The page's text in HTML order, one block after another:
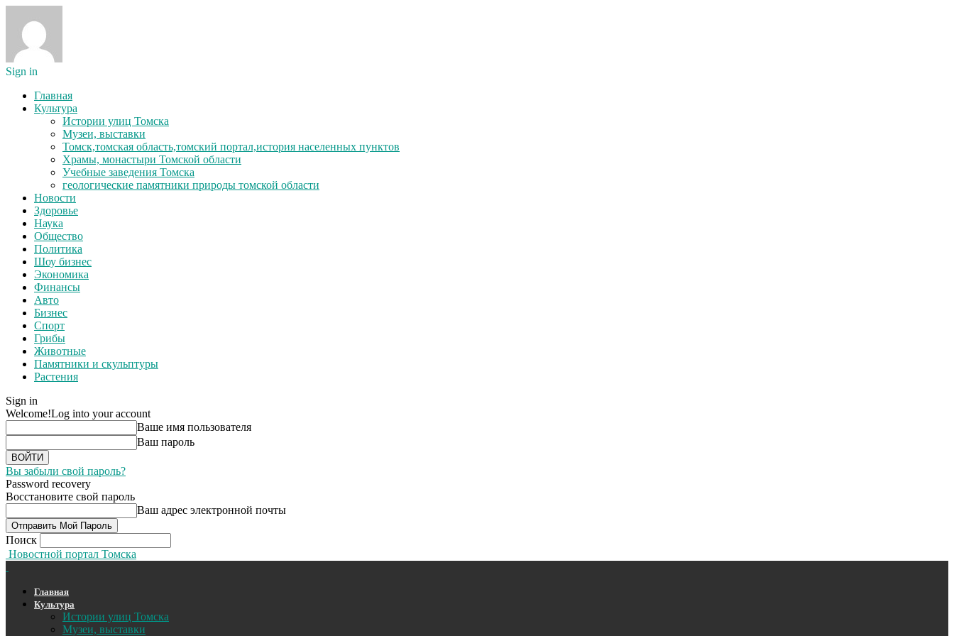
Sign in
Главная
Культура
Истории улиц Томска
Музеи, выставки
Томск,томская область,томский портал,история населенных пунктов
Храмы, монастыри Томской области
Учебные заведения Томска
геологические памятники природы томской области
Новости
Здоровье
Наука
Общество
Политика
Шоу бизнес
Экономика
Финансы
Авто
Бизнес
Спорт
Грибы
Животные
Памятники и скульптуры
Растения
Sign in
Welcome!Log into your account
Ваше имя пользователя
Ваш пароль
Вы забыли свой пароль?
Password recovery
Восстановите свой пароль
Ваш адрес электронной почты
Поиск
Новостной портал Томска
Главная
Культура
Истории улиц Томска
Музеи, выставки